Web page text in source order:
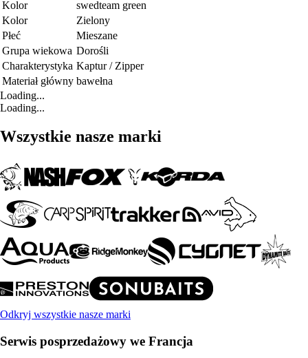
Kolor
swedteam green
Kolor
Zielony
Płeć
Mieszane
Grupa wiekowa Dorośli
Charakterystyka Kaptur / Zipper
Materiał główny bawełna
Loading...
Loading...
Wszystkie nasze marki
Odkryj wszystkie nasze marki
Serwis posprzedażowy we Francja